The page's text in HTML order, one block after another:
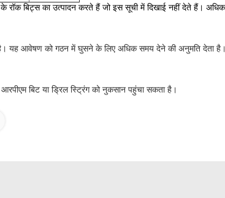
के रॉक बिट्स का उत्पादन करते हैं जो इस सूची में दिखाई नहीं देते हैं।
यह आवेषण को गठन में घुसने के लिए अधिक समय देने की अनुमति देता है।
बिट या ड्रिल स्ट्रिंग को नुकसान पहुंचा सकता है।